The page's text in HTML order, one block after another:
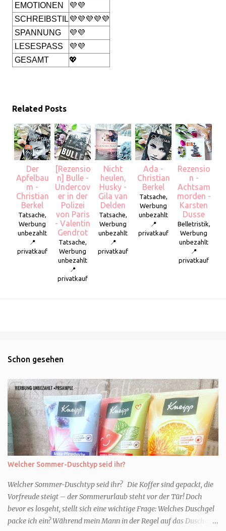
EMOTIONEN
💜💜
SCHREIBSTIL 💜💜💜💜💜
SPANNUNG
💜💜
LESESPASS
💜💜
GESAMT
💖
Related Posts
Der
Apfelbau
m -
Christian
Berkel
Tatsache,
Werbung
unbezahlt
📍
privatkauf
[Rezensio
n] Bulle -
Undercov
er in der
Polizei
von Paris
- Valentin
Gendrot
Tatsache,
Werbung
unbezahlt
📍
privatkauf
Nicht
heulen,
Husky -
Gila van
Delden
Tatsache,
Werbung
unbezahlt
📍
privatkauf
Ada -
Christian
Berkel
Tatsache,
Werbung
unbezahlt
📍
privatkauf
Rezensio
n -
Achtsam
morden -
Karsten
Dusse
Belletristik,
Werbung
unbezahlt
📍
privatkauf
Schon gesehen
Welcher Sommer-Duschtyp seid ihr?
Welcher Sommer-Duschtyp seid ihr? Die Koffer sind gepackt, die
Vorfreude steigt – der Sommerurlaub steht vor der Tür! Doch
bevor es losgeht, stellt sich eine wichtige Frage: Welches Duschgel
packe ich ein? Während mein Mann in der Regel auf das Duschgel